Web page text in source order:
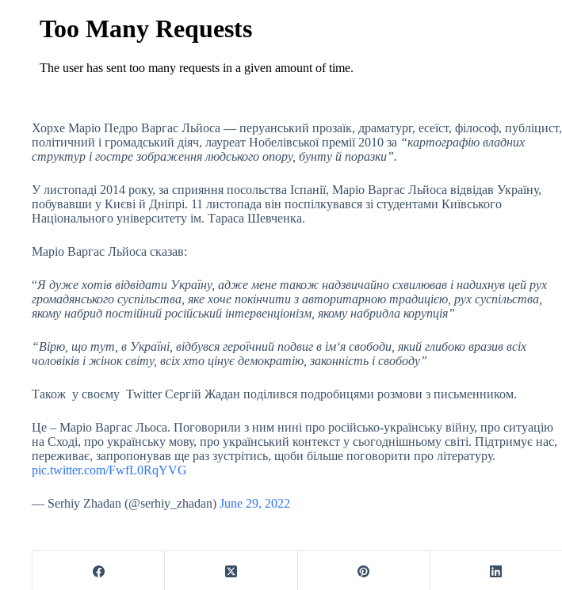
Хорхе Маріо Педро Варгас Льйоса — перуанський прозаїк, драматург, есеїст, філософ, публіцист,
політичний і громадський діяч, лауреат Нобелівської премії 2010 за “картографію владних
структур і гостре зображення людського опору, бунту й поразки”.
У листопаді 2014 року, за сприяння посольства Іспанії, Маріо Варгас Льйоса відвідав Україну,
побувавши у Києві й Дніпрі. 11 листопада він поспілкувався зі студентами Київського
Національного університету ім. Тараса Шевченка.
Маріо Варгас Льйоса сказав:
“Я дуже хотів відвідати Україну, адже мене також надзвичайно схвилював і надихнув цей рух
громадянського суспільства, яке хоче покінчити з авторитарною традицією, рух суспільства,
якому набрид постійний російський інтервенціонізм, якому набридла корупція”
“Вірю, що тут, в Україні, відбувся героїчний подвиг в ім‘я свободи, який глибоко вразив всіх
чоловіків і жінок світу, всіх хто цінує демократію, законність і свободу”
Також у своєму Twitter Сергій Жадан поділився подробицями розмови з письменником.
Це – Маріо Варгас Льоса. Поговорили з ним нині про російсько-українську війну, про ситуацію
на Сході, про українську мову, про український контекст у сьогоднішньому світі. Підтримує нас,
переживає, запропонував ще раз зустрітись, щоби більше поговорити про літературу.
pic.twitter.com/FwfL0RqYVG
— Serhiy Zhadan (@serhiy_zhadan) June 29, 2022